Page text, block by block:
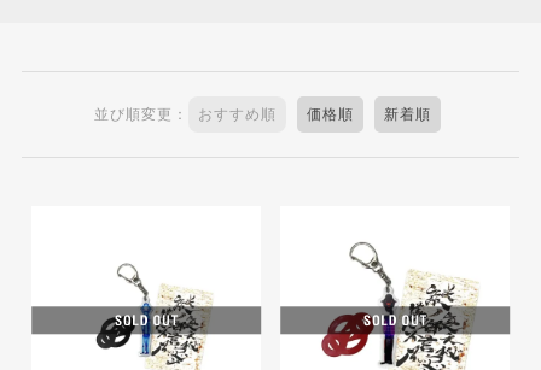
並び順変更： おすすめ順 価格順 新着順